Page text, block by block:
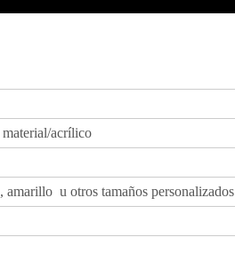
acrílico
u otros tamaños personalizados